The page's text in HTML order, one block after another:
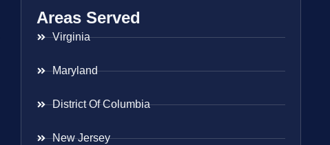
Areas Served
Virginia
Maryland
District Of Columbia
New Jersey